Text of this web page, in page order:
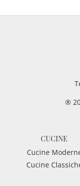
®
CUCINE
Cucine
Cucine